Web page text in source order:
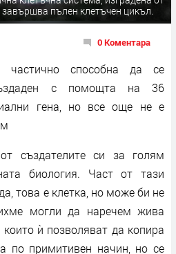
пълен клетъчен цикъл.
0 Коментара
частично способна да се
с помощта на 36
гена, но все още не е
създателите си за голям
биология. Част от тази
това е клетка, но може би не
могли да наречем жива
ѝ позволяват да копира
по примитивен начин, но се